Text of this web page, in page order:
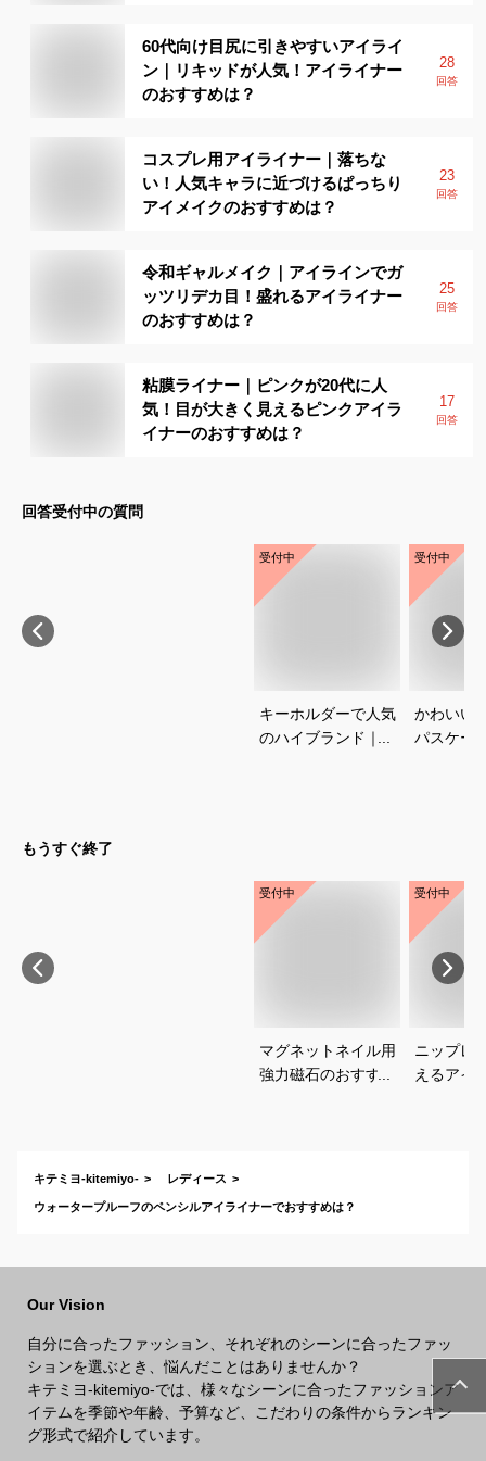
60代向け目尻に引きやすいアイライ
ン｜リキッドが人気！アイライナー
のおすすめは？
28
回答
コスプレ用アイライナー｜落ちな
い！人気キャラに近づけるぱっちり
アイメイクのおすすめは？
23
回答
令和ギャルメイク｜アイラインでガ
ッツリデカ目！盛れるアイライナー
のおすすめは？
25
回答
粘膜ライナー｜ピンクが20代に人
気！目が大きく見えるピンクアイラ
イナーのおすすめは？
17
回答
回答受付中の質問
受付中
キーホルダーで人気
のハイブランド｜プ
受付中
かわいい
パスケー
もうすぐ終了
受付中
マグネットネイル用
強力磁石のおすすめ
受付中
ニップレ
えるアイ
キテミヨ-kitemiyo- レディース
ウォータープルーフのペンシルアイライナーでおすすめは？
Our Vision
自分に合ったファッション、それぞれのシーンに合ったファッ
ションを選ぶとき、悩んだことはありませんか？
キテミヨ-kitemiyo-では、様々なシーンに合ったファッションア
イテムを季節や年齢、予算など、こだわりの条件からランキン
グ形式で紹介しています。